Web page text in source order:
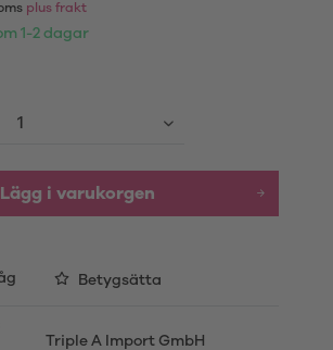
plus frakt
1-2 dagar
Lägg i varukorgen
Betygsätta
Triple A Import GmbH